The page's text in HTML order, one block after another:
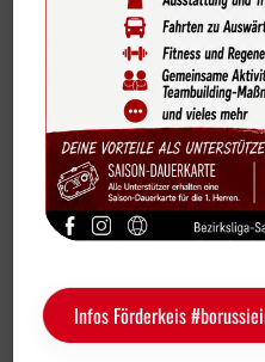
Fußball Junioren U8-1
U8-1-Junioren
in Folge!
Bildergalerien
Vereinskalender
Sportdeutschland-News
Das LSB-Magazin "Wir im Sport"
Sponsoren
Infos Förderkeis